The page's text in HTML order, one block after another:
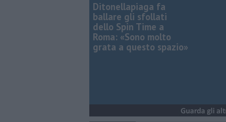
Ditonellapiaga fa
ballare gli sfollati
dello Spin Time a
Roma: «Sono molto
grata a questo spazio»